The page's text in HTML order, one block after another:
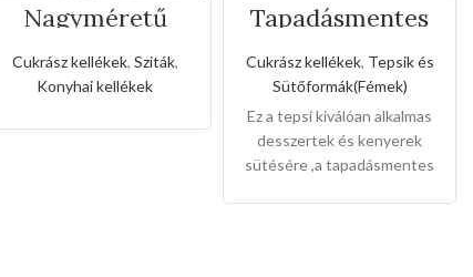
Nagyméretű
rozsdamentes
liszt,porcukor
szóró
Cukrász kellékek, Sziták,
Konyhai kellékek
Tapadásmentes
őzgerinc
forma(Közepes
méret)
Cukrász kellékek, Tepsik és
Sütőformák(Fémek)
Ez a tepsi kiválóan alkalmas
desszertek és kenyerek
sütésére ,a tapadásmentes